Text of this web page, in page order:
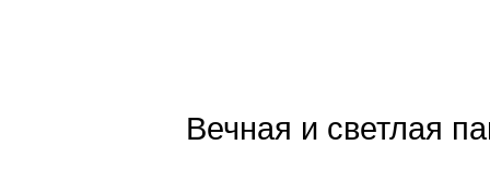
Вечная и светлая